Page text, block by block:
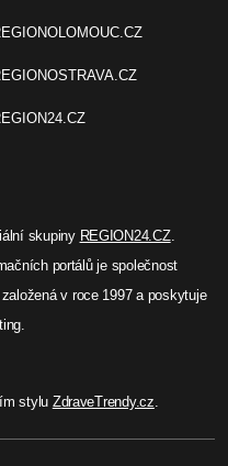
skupiny REGION24.CZ.
portálů je společnost
v roce 1997 a poskytuje
stylu ZdraveTrendy.cz.